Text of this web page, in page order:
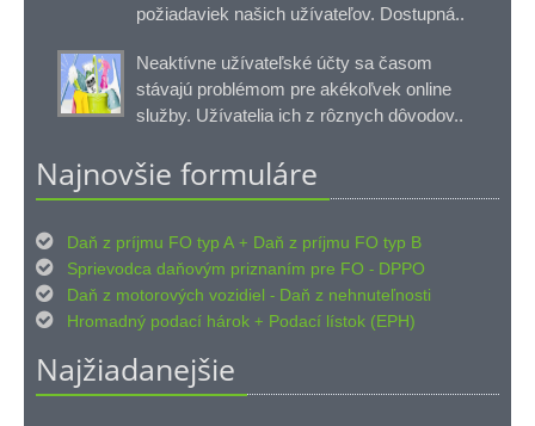
požiadaviek našich užívateľov. Dostupná..
Neaktívne užívateľské účty sa časom
stávajú problémom pre akékoľvek online
služby. Užívatelia ich z rôznych dôvodov..
Najnovšie formuláre
 Daň z príjmu FO typ A + Daň z príjmu FO typ B

Sprievodca daňovým priznaním pre FO - DPPO

Daň z motorových vozidiel - Daň z nehnuteľnosti

Hromadný podací hárok + Podací lístok (EPH)
Najžiadanejšie